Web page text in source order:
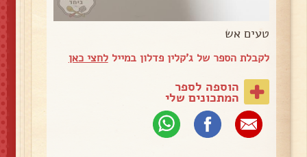
טעים אש
לקבלת הספר של ג'קלין פדלון במייללחצי כאן
הוספה לספר
המתכונים שלי